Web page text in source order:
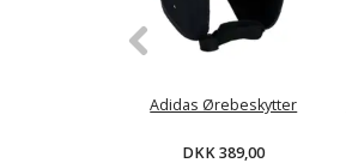
Adidas Ørebeskytter
DKK 389,00